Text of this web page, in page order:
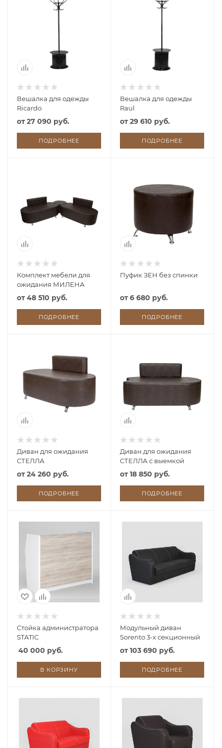
Вешалка для одежды
Ricardo
от27 090 руб.
ПОДРОБНЕЕ
Вешалка для одежды
Raul
от29 610 руб.
ПОДРОБНЕЕ
Комплект мебели для
ожидания МИЛЕНА
от48 510 руб.
ПОДРОБНЕЕ
Пуфик ЗЕН без спинки
от6 680 руб.
ПОДРОБНЕЕ
Диван для ожидания
СТЕЛЛА
от24 260 руб.
ПОДРОБНЕЕ
Диван для ожидания
СТЕЛЛА с выемкой
от18 850 руб.
ПОДРОБНЕЕ
Стойка администратора
STATIC
40 000 руб.
В КОРЗИНУ
Модульный диван
Sorento 3-х секционный
от103 690 руб.
ПОДРОБНЕЕ